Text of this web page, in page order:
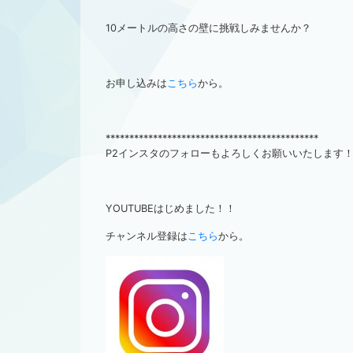
10メートルの高さの壁に挑戦しみませんか？
お申し込みは こちらから。
*********************************************
P2インスタのフォローもよろしくお願いいたします！
YOUTUBEはじめました！！
チャンネル登録は こちらから。